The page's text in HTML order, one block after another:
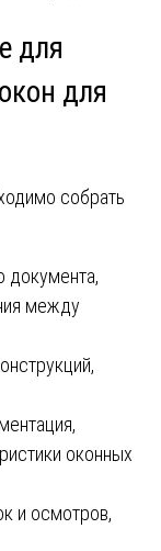
для
для
собрать
документа,
между
оконных
и осмотров,